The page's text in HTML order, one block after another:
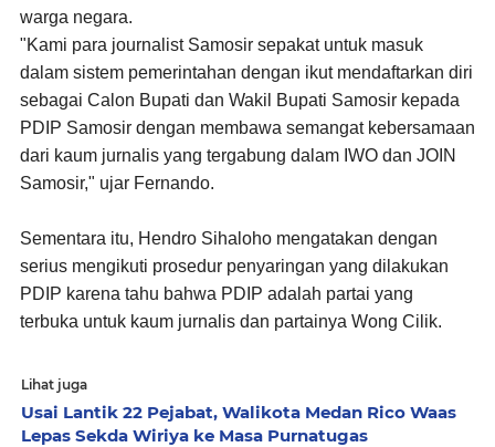
warga negara.
"Kami para journalist Samosir sepakat untuk masuk
dalam sistem pemerintahan dengan ikut mendaftarkan diri
sebagai Calon Bupati dan Wakil Bupati Samosir kepada
PDIP Samosir dengan membawa semangat kebersamaan
dari kaum jurnalis yang tergabung dalam IWO dan JOIN
Samosir," ujar Fernando.
Sementara itu, Hendro Sihaloho mengatakan dengan
serius mengikuti prosedur penyaringan yang dilakukan
PDIP karena tahu bahwa PDIP adalah partai yang
terbuka untuk kaum jurnalis dan partainya Wong Cilik.
Lihat juga
Usai Lantik 22 Pejabat, Walikota Medan Rico Waas
Lepas Sekda Wiriya ke Masa Purnatugas